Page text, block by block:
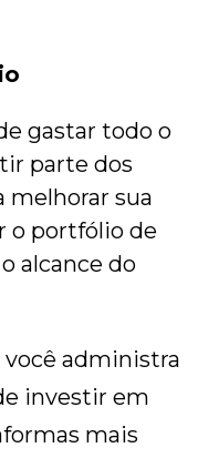
gastar todo o
parte dos
melhorar sua
o portfólio de
alcance do
você administra
investir em
mais